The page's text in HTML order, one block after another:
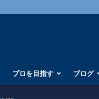
プロを目指す ブログ